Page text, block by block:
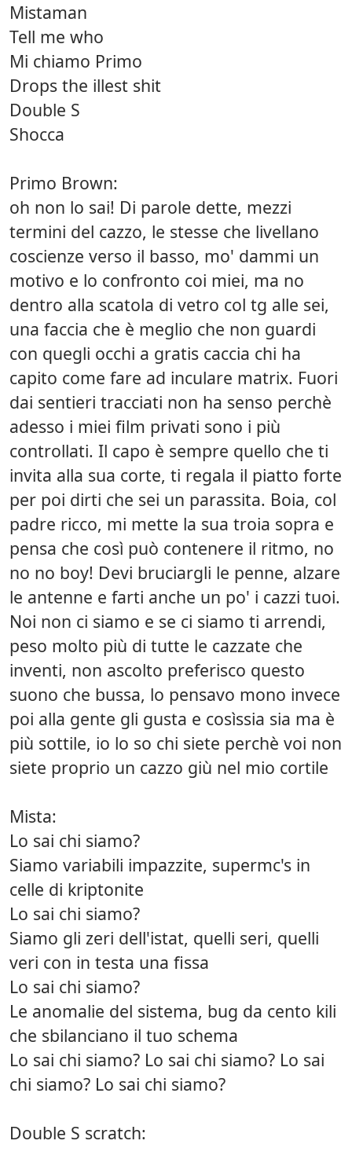
Mistaman
Tell me who
Mi chiamo Primo
Drops the illest shit
Double S
Shocca
Primo Brown:
oh non lo sai! Di parole dette, mezzi
termini del cazzo, le stesse che livellano
coscienze verso il basso, mo' dammi un
motivo e lo confronto coi miei, ma no
dentro alla scatola di vetro col tg alle sei,
una faccia che è meglio che non guardi
con quegli occhi a gratis caccia chi ha
capito come fare ad inculare matrix. Fuori
dai sentieri tracciati non ha senso perchè
adesso i miei film privati sono i più
controllati. Il capo è sempre quello che ti
invita alla sua corte, ti regala il piatto forte
per poi dirti che sei un parassita. Boia, col
padre ricco, mi mette la sua troia sopra e
pensa che così può contenere il ritmo, no
no no boy! Devi bruciargli le penne, alzare
le antenne e farti anche un po' i cazzi tuoi.
Noi non ci siamo e se ci siamo ti arrendi,
peso molto più di tutte le cazzate che
inventi, non ascolto preferisco questo
suono che bussa, lo pensavo mono invece
poi alla gente gli gusta e cosìssia sia ma è
più sottile, io lo so chi siete perchè voi non
siete proprio un cazzo giù nel mio cortile
Mista:
Lo sai chi siamo?
Siamo variabili impazzite, supermc's in
celle di kriptonite
Lo sai chi siamo?
Siamo gli zeri dell'istat, quelli seri, quelli
veri con in testa una fissa
Lo sai chi siamo?
Le anomalie del sistema, bug da cento kili
che sbilanciano il tuo schema
Lo sai chi siamo? Lo sai chi siamo? Lo sai
chi siamo? Lo sai chi siamo?
Double S scratch: